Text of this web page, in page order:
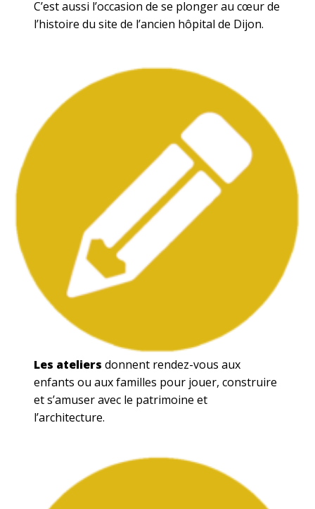
C’est aussi l’occasion de se plonger au cœur de
l’histoire du site de l’ancien hôpital de Dijon.
Les ateliersdonnent rendez-vous aux
enfants ou aux familles pour jouer, construire
et s’amuser avec le patrimoine et
l’architecture.